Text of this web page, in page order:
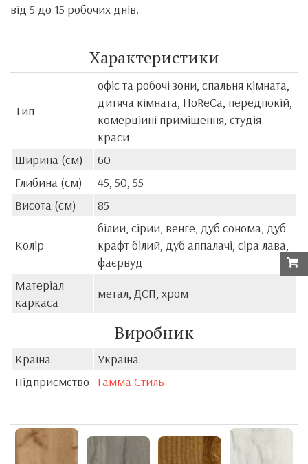
від 5 до 15 робочих днів.
Характеристики
Тип
офіс та робочі зони, спальня кімната,
дитяча кімната, HoReCa, передпокій,
комерційні приміщення, студія
краси
Ширина (см)
60
Глибина (см)
45, 50, 55
Висота (см)
85
Колір
білий, сірий, венге, дуб сонома, дуб
крафт білий, дуб аппалачі, сіра лава,
фаєрвуд
Матеріал
каркаса
метал, ДСП, хром
Виробник
Країна
Україна
Підприємство
Гамма Стиль